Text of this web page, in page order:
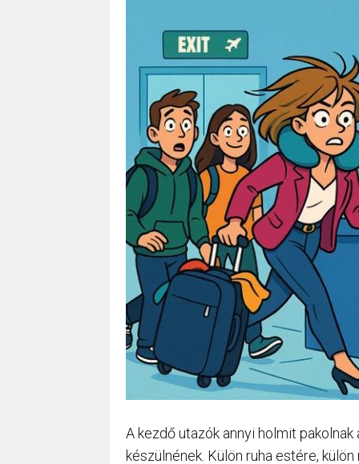
A kezdő utazók annyi holmit
készülnének. Külön ruha estére,